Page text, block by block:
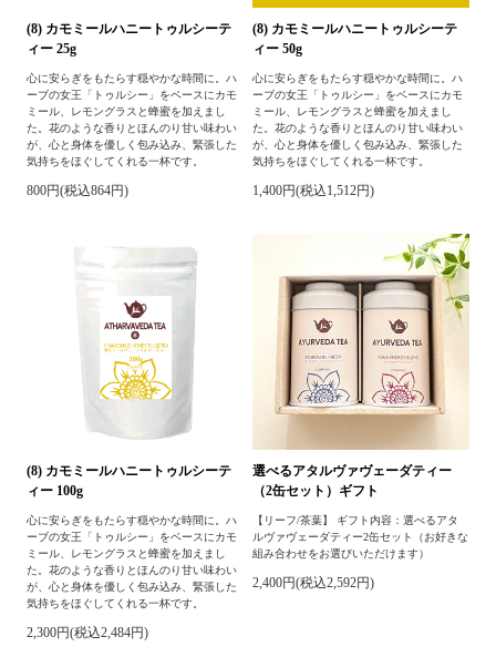
(8) カモミールハニートゥルシーテ
ィー 25g
心に安らぎをもたらす穏やかな時間に。ハ
ーブの女王「トゥルシー」をベースにカモ
ミール、レモングラスと蜂蜜を加えまし
た。花のような香りとほんのり甘い味わい
が、心と身体を優しく包み込み、緊張した
気持ちをほぐしてくれる一杯です。
800円(税込864円)
(8) カモミールハニートゥルシーテ
ィー 50g
心に安らぎをもたらす穏やかな時間に。ハ
ーブの女王「トゥルシー」をベースにカモ
ミール、レモングラスと蜂蜜を加えまし
た。花のような香りとほんのり甘い味わい
が、心と身体を優しく包み込み、緊張した
気持ちをほぐしてくれる一杯です。
1,400円(税込1,512円)
(8) カモミールハニートゥルシーテ
ィー 100g
心に安らぎをもたらす穏やかな時間に。ハ
ーブの女王「トゥルシー」をベースにカモ
ミール、レモングラスと蜂蜜を加えまし
た。花のような香りとほんのり甘い味わい
が、心と身体を優しく包み込み、緊張した
気持ちをほぐしてくれる一杯です。
2,300円(税込2,484円)
選べるアタルヴァヴェーダティー
（2缶セット）ギフト
【リーフ/茶葉】 ギフト内容：選べるアタ
ルヴァヴェーダティー2缶セット（お好きな
組み合わせをお選びいただけます）
2,400円(税込2,592円)